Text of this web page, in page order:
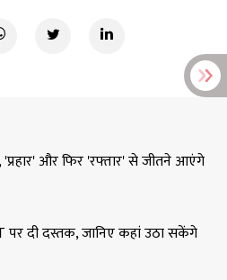
'प्रहार' और फिर 'रफ्तार' से जीतने आएंगे
दी दस्तक, जानिए कहां उठा सकेंगे